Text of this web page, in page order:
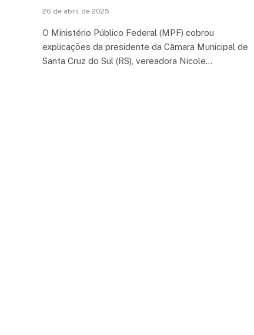
26 de abril de 2025
O Ministério Público Federal (MPF) cobrou
explicações da presidente da Câmara Municipal de
Santa Cruz do Sul (RS), vereadora Nicole…